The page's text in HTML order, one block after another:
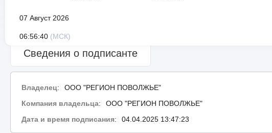
07 Август 2026
06:56:40 (МСК)
Сведения о подписанте
Владелец:
ООО "РЕГИОН ПОВОЛЖЬЕ"
Компания владельца:
ООО "РЕГИОН ПОВОЛЖЬЕ"
Дата и время подписания: 04.04.2025 13:47:23